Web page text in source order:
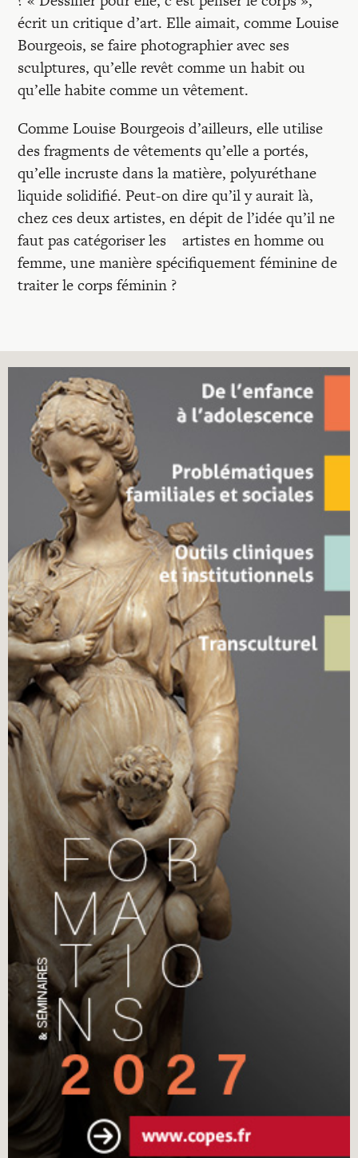
écrit un critique d’art. Elle aimait, comme Louise
Bourgeois, se faire photographier avec ses
sculptures, qu’elle revêt comme un habit ou
qu’elle habite comme un vêtement.
Comme Louise Bourgeois d’ailleurs, elle utilise
des fragments de vêtements qu’elle a portés,
qu’elle incruste dans la matière, polyuréthane
liquide solidifié. Peut-on dire qu’il y aurait là,
chez ces deux artistes, en dépit de l’idée qu’il ne
faut pas catégoriser les artistes en homme ou
femme, une manière spécifiquement féminine de
traiter le corps féminin ?